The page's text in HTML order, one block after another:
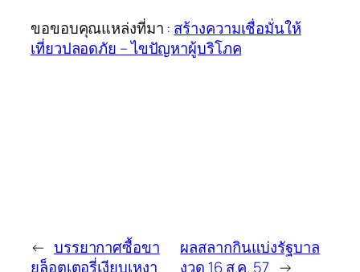
ขอขอบคุณแหล่งที่มา : สร้างความเชื่อมั่นให้
เที่ยวปลอดภัย – ไขปัญหาผู้บริโภค
← บรรยากาศซื้อขา
ยล็อตเตอรี่เงียบเหงา
ผลสลากกินแบ่งรัฐบาล
งวด 16 ส.ค. 57 →